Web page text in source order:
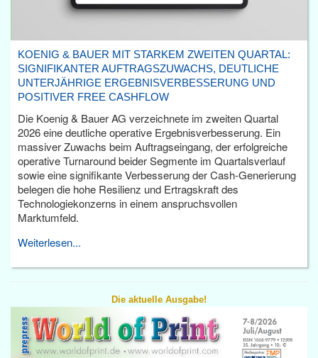
KOENIG & BAUER MIT STARKEM ZWEITEN QUARTAL:
SIGNIFIKANTER AUFTRAGSZUWACHS, DEUTLICHE
UNTERJÄHRIGE ERGEBNISVERBESSERUNG UND
POSITIVER FREE CASHFLOW
Die Koenig & Bauer AG verzeichnete im zweiten Quartal
2026 eine deutliche operative Ergebnisverbesserung. Ein
massiver Zuwachs beim Auftragseingang, der erfolgreiche
operative Turnaround beider Segmente im Quartalsverlauf
sowie eine signifikante Verbesserung der Cash-Generierung
belegen die hohe Resilienz und Ertragskraft des
Technologiekonzerns in einem anspruchsvollen
Marktumfeld.
Weiterlesen...
Die aktuelle Ausgabe!